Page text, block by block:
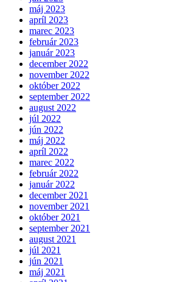
máj 2023
apríl 2023
marec 2023
február 2023
január 2023
december 2022
november 2022
október 2022
september 2022
august 2022
júl 2022
jún 2022
máj 2022
apríl 2022
marec 2022
február 2022
január 2022
december 2021
november 2021
október 2021
september 2021
august 2021
júl 2021
jún 2021
máj 2021